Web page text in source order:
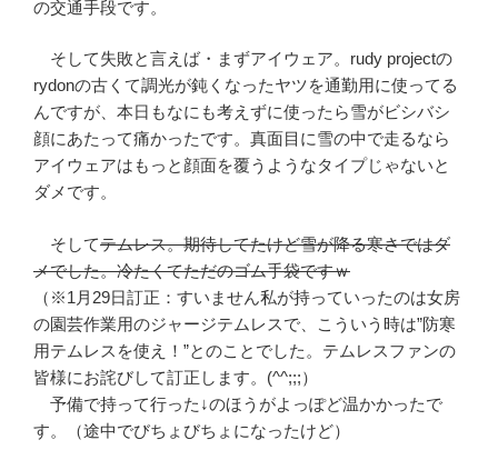
の交通手段です。
そして失敗と言えば・まずアイウェア。rudy projectの
rydonの古くて調光が鈍くなったヤツを通勤用に使ってる
んですが、本日もなにも考えずに使ったら雪がビシバシ
顔にあたって痛かったです。真面目に雪の中で走るなら
アイウェアはもっと顔面を覆うようなタイプじゃないと
ダメです。
そしてテムレス。期待してたけど雪が降る寒さではダ
メでした。冷たくてただのゴム手袋ですｗ
（※1月29日訂正：すいません私が持っていったのは女房
の園芸作業用のジャージテムレスで、こういう時は”防寒
用テムレスを使え！”とのことでした。テムレスファンの
皆様にお詫びして訂正します。(^^;;;）
予備で持って行った↓のほうがよっぽど温かかったで
す。（途中でびちょびちょになったけど）